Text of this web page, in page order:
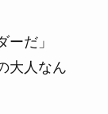
ーだ」
大人なん